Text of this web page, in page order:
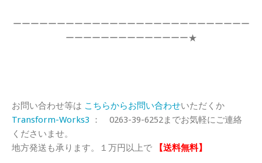
ーーーーーーーーーーーーーーーーーーーーーーーーーーー
ーーーーーーーーーーーーーー★
お問い合わせ等は こちらからお問い合わせいただくか
Transform-Works3 ： 0263-39-6252までお気軽にご連絡
くださいませ。
地方発送も承ります。１万円以上で
【送料無料】